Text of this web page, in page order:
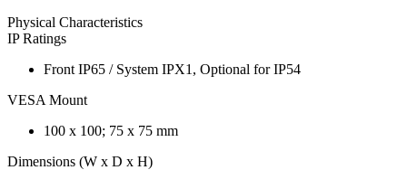
Physical Characteristics
IP Ratings
Front IP65 / System IPX1, Optional for IP54
VESA Mount
100 x 100; 75 x 75 mm
Dimensions (W x D x H)